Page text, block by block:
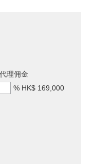
理佣金
% HK$ 169,000